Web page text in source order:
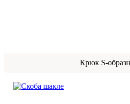
Крюк S-